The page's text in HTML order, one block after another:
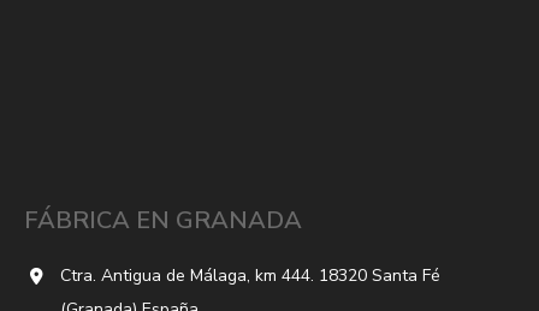
FÁBRICA EN GRANADA
Ctra. Antigua de Málaga, km 444. 18320 Santa Fé